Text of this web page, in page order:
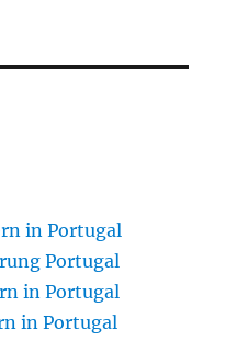
in Portugal
Portugal
in Portugal
in Portugal